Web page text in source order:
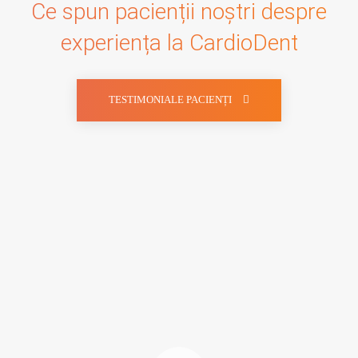
Ce spun pacienții noștri despre
experiența la CardioDent
TESTIMONIALE PACIENȚI